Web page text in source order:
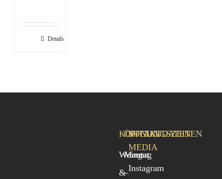
Details
KONTAKTDATEN
Weingut
&
ÖFFNUNGSZEITEN
Montag
–
SOCIAL
MEDIA
Instagram